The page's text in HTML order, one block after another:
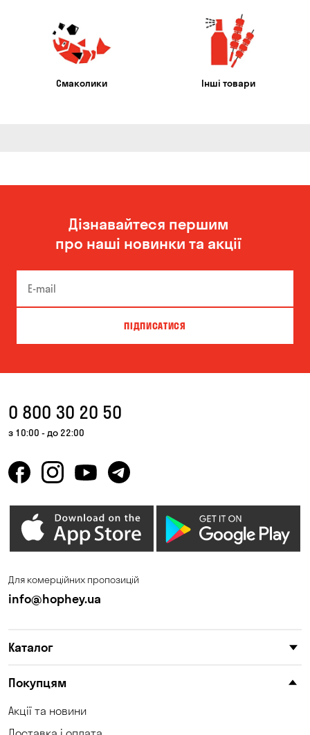
Смаколики Інші товари
Дізнавайтеся першим
про наші новинки та акції
ПІДПИСАТИСЯ
0 800 30 20 50
з 10:00 - до 22:00
Для комерційних пропозицій
info@hophey.ua
Каталог
Покупцям
Акції та новини